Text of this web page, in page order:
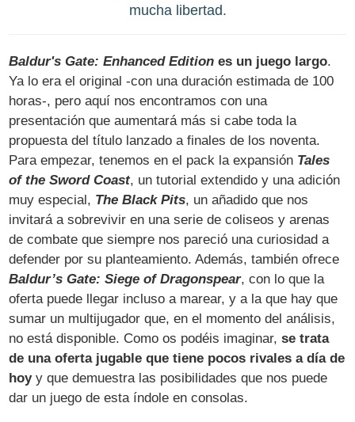
mucha libertad.
Baldur's Gate: Enhanced Edition es un juego largo.
Ya lo era el original -con una duración estimada de 100
horas-, pero aquí nos encontramos con una
presentación que aumentará más si cabe toda la
propuesta del título lanzado a finales de los noventa.
Para empezar, tenemos en el pack la expansión Tales
of the Sword Coast, un tutorial extendido y una adición
muy especial, The Black Pits, un añadido que nos
invitará a sobrevivir en una serie de coliseos y arenas
de combate que siempre nos pareció una curiosidad a
defender por su planteamiento. Además, también ofrece
Baldur’s Gate: Siege of Dragonspear, con lo que la
oferta puede llegar incluso a marear, y a la que hay que
sumar un multijugador que, en el momento del análisis,
no está disponible. Como os podéis imaginar, se trata
de una oferta jugable que tiene pocos rivales a día de
hoyy que demuestra las posibilidades que nos puede
dar un juego de esta índole en consolas.